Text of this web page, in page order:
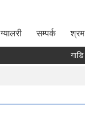
ग्यालरी सम्पर्क
गाडि